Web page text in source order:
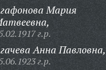
Мария
г.р.
Анна Павловна,
г.р.